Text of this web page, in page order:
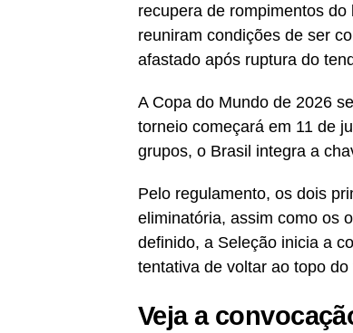
recupera de rompimentos
reuniram condições de ser
afastado após ruptura do
A Copa do Mundo de 2026
torneio começará em 11 de
grupos, o Brasil integra a
Pelo regulamento, os dois
eliminatória, assim como os
definido, a Seleção inicia a
tentativa de voltar ao topo
Veja a